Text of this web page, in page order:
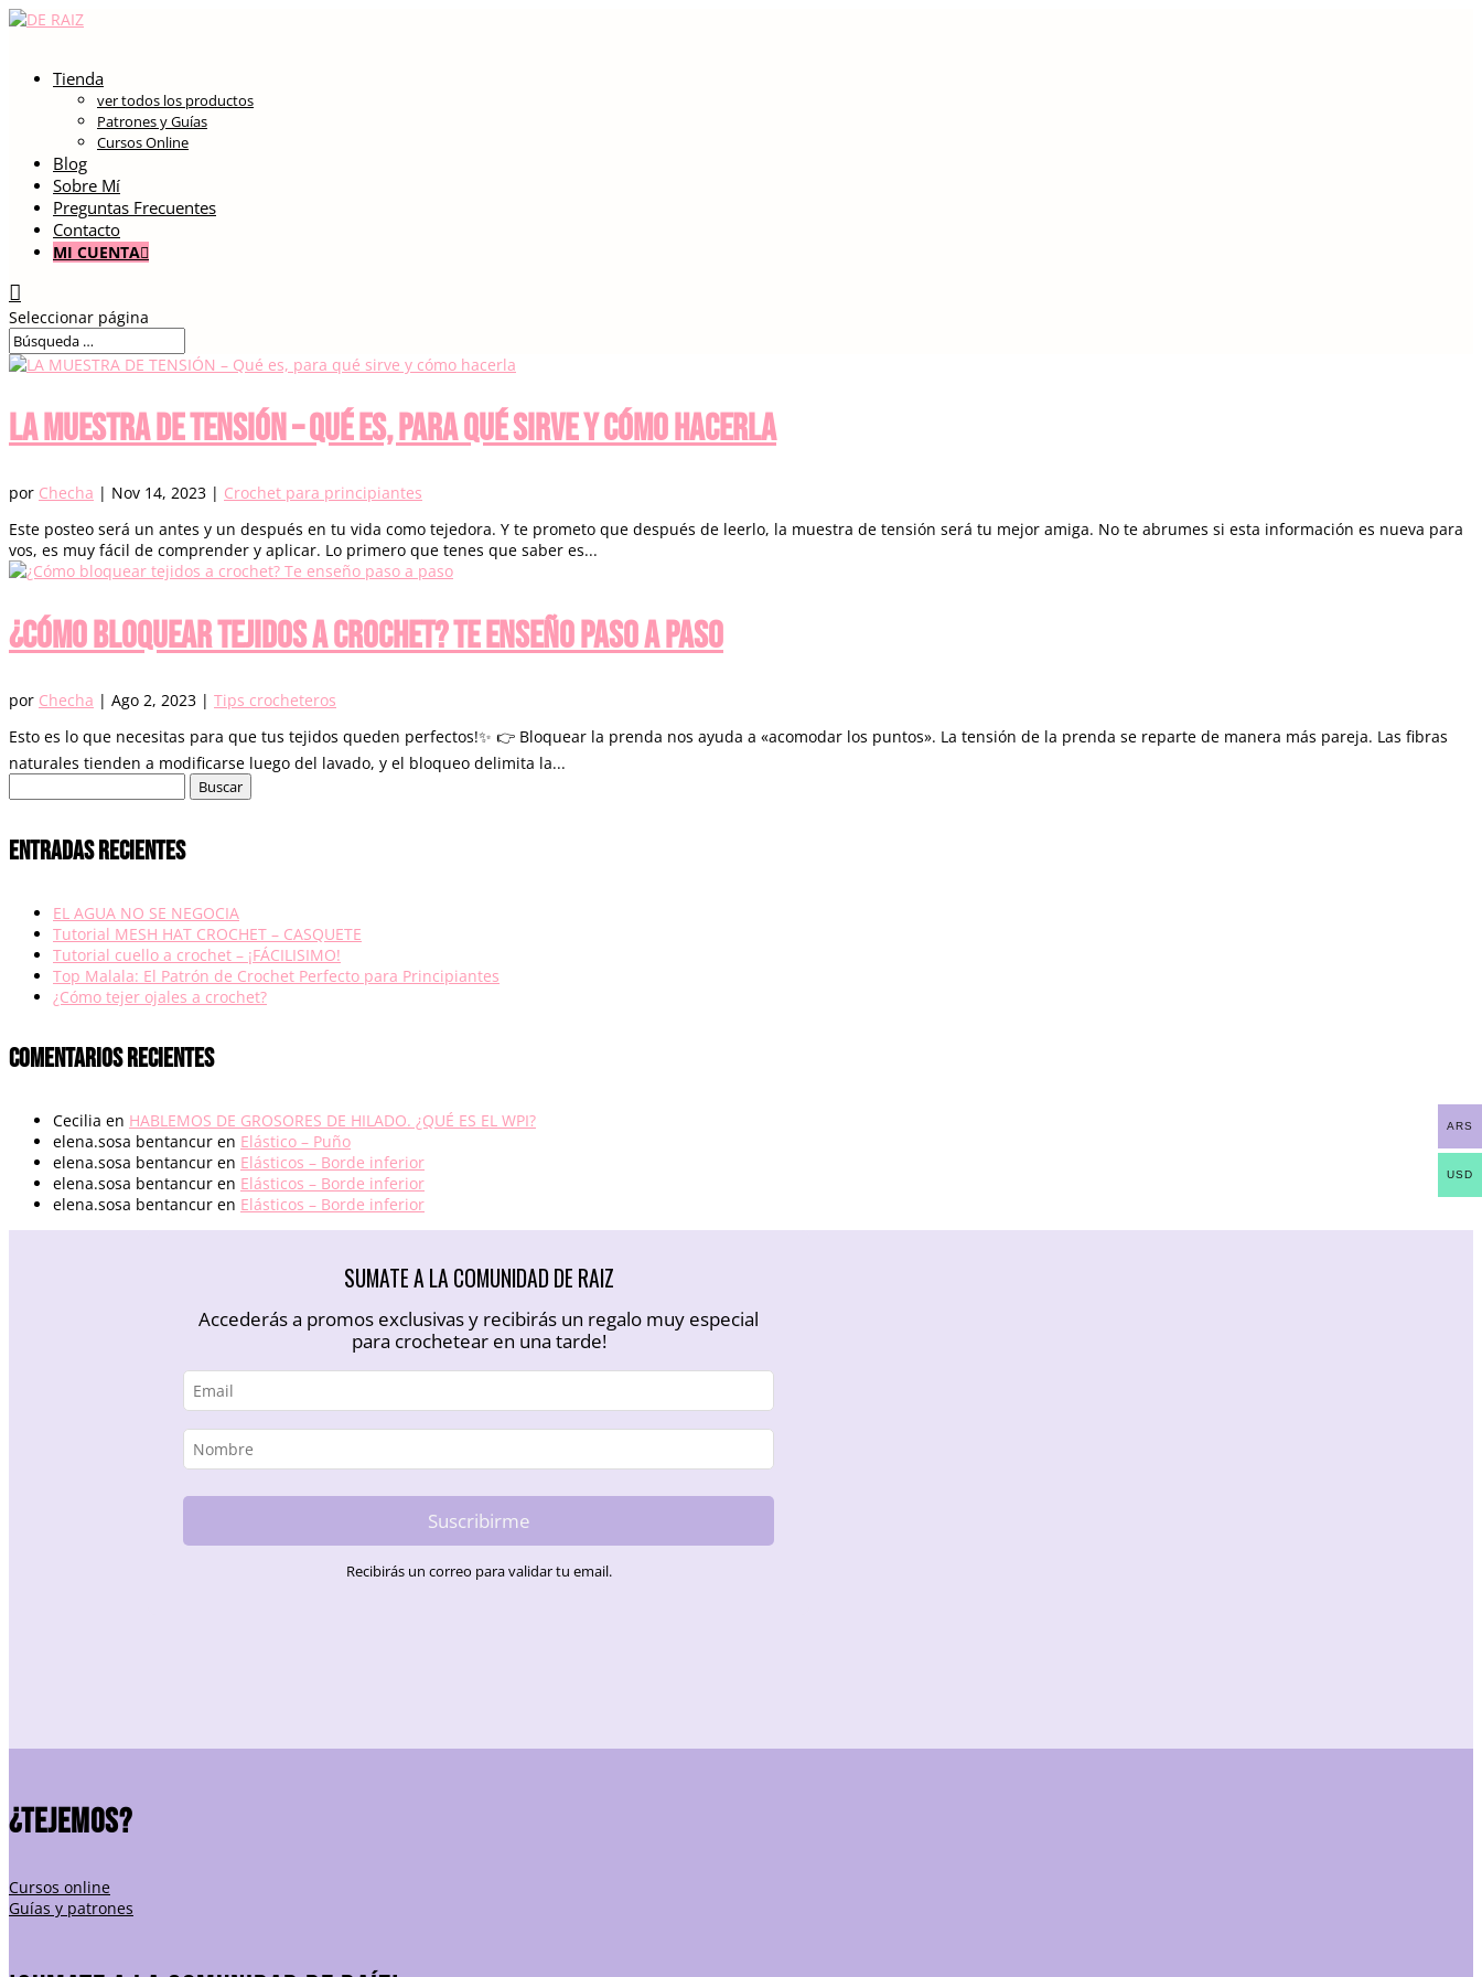
Tienda
ver todos los productos
Patrones y Guías
Cursos Online
Blog
Sobre Mí
Preguntas Frecuentes
Contacto
MI CUENTA
Seleccionar página
LA MUESTRA DE TENSIÓN – Qué es, para qué sirve y cómo hacerla
por Checha | Nov 14, 2023 | Crochet para principiantes
Este posteo será un antes y un después en tu vida como tejedora. Y te prometo que después de leerlo, la muestra de tensión será tu mejor amiga. No te abrumes si esta información es nueva para
vos, es muy fácil de comprender y aplicar. Lo primero que tenes que saber es...
¿Cómo bloquear tejidos a crochet? Te enseño paso a paso
por Checha | Ago 2, 2023 | Tips crocheteros
Esto es lo que necesitas para que tus tejidos queden perfectos!✨ 👉 Bloquear la prenda nos ayuda a «acomodar los puntos». La tensión de la prenda se reparte de manera más pareja. Las fibras
naturales tienden a modificarse luego del lavado, y el bloqueo delimita la...
Entradas recientes
EL AGUA NO SE NEGOCIA
Tutorial MESH HAT CROCHET – CASQUETE
Tutorial cuello a crochet – ¡FÁCILISIMO!
Top Malala: El Patrón de Crochet Perfecto para Principiantes
¿Cómo tejer ojales a crochet?
Comentarios recientes
Cecilia en HABLEMOS DE GROSORES DE HILADO. ¿QUÉ ES EL WPI?
elena.sosa bentancur en Elástico – Puño
elena.sosa bentancur en Elásticos – Borde inferior
elena.sosa bentancur en Elásticos – Borde inferior
elena.sosa bentancur en Elásticos – Borde inferior
SUMATE A LA COMUNIDAD DE RAIZ
Accederás a promos exclusivas y recibirás un regalo muy especial
para crochetear en una tarde!
Suscribirme
Recibirás un correo para validar tu email.
¿TEJEMOS?
Cursos online
Guías y patrones
ARS
USD